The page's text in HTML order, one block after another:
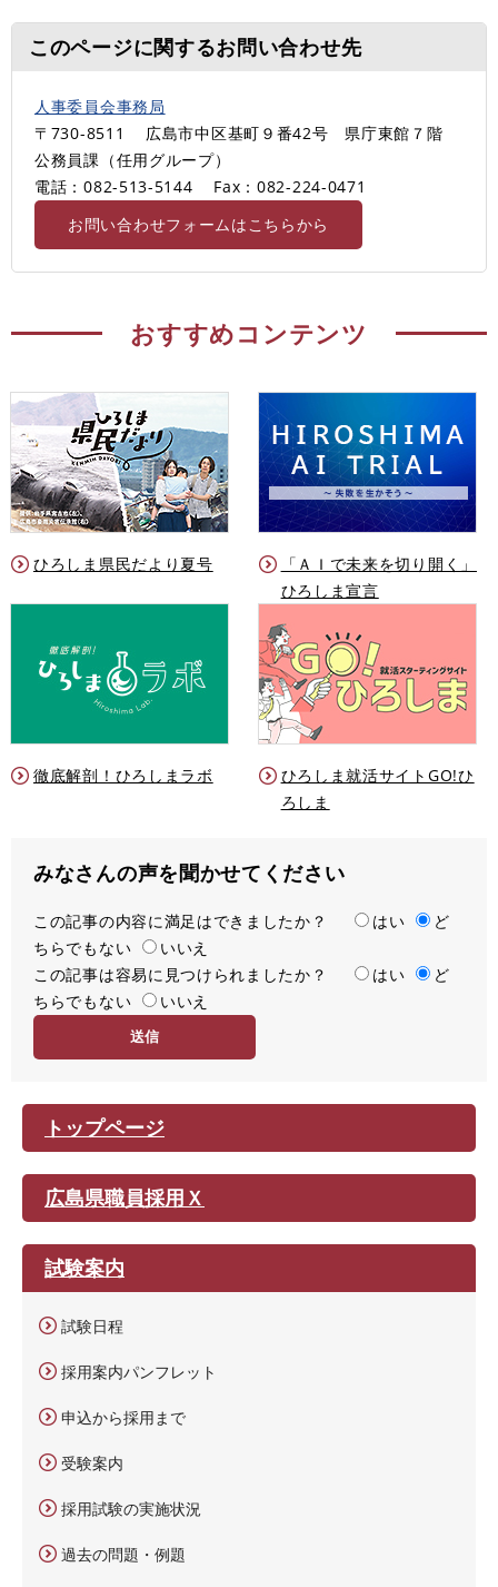
このページに関するお問い合わせ先
人事委員会事務局
〒730-8511
広島市中区基町９番42号 県庁東館７階
公務員課（任用グループ）
電話：082-513-5144
Fax：082-224-0471
お問い合わせフォームはこちらから
おすすめコンテンツ
ひろしま県民だより夏号
「ＡＩで未来を切り開く」
ひろしま宣言
徹底解剖！ひろしまラボ
ひろしま就活サイトGO!ひ
ろしま
みなさんの声を聞かせてください
満
足
度
この記事の内容に満足はできましたか？ はい
ど
ちらでもない
いいえ
容
易
この記事は容易に見つけられましたか？ はい
ど
ちらでもない
いいえ
トップページ
広島県職員採用Ｘ
試験案内
試験日程
採用案内パンフレット
申込から採用まで
受験案内
採用試験の実施状況
過去の問題・例題